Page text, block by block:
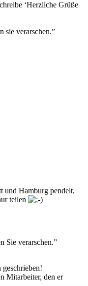
‘Herzliche Grüße
sie verarschen.”
und Hamburg pendelt,
teilen
Sie verarschen.”
Mitarbeiter, den er